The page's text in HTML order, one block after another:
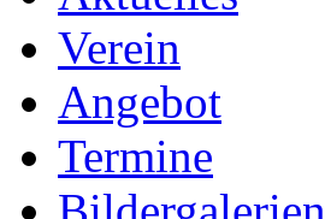
Verein
Angebot
Termine